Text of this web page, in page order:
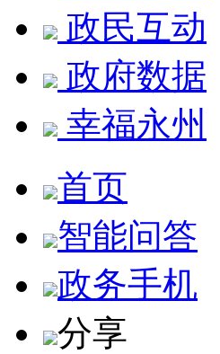
政民互动
政府数据
幸福永州
首页
智能问答
政务手机
分享